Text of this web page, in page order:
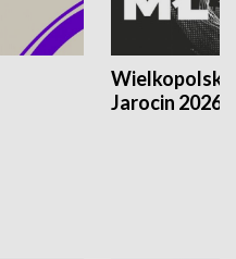
Jarocin 2026